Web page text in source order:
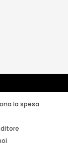
la spesa